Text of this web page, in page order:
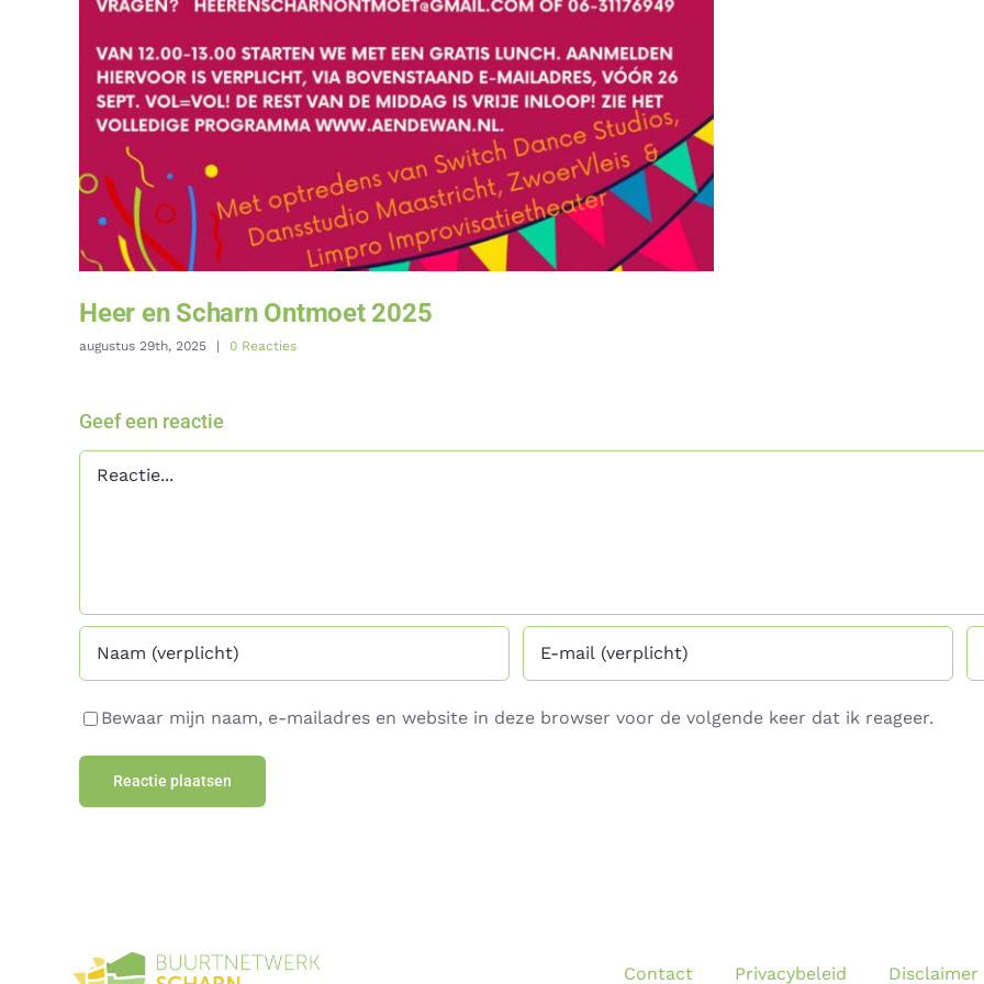
Heer en Scharn Ontmoet 2025
augustus 29th, 2025 | 0 Reacties
Geef een reactie
Bewaar mijn naam, e-mailadres en website in deze browser voor de volgende keer dat ik reageer.
Contact Privacybeleid Disclaimer